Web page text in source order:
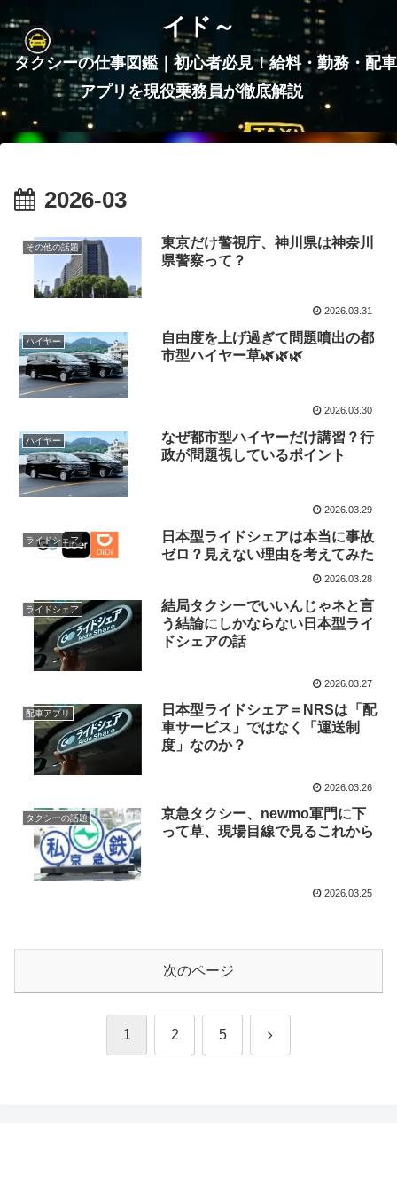
イド～
タクシーの仕事図鑑｜初心者必見！給料・勤務・配車
アプリを現役乗務員が徹底解説
2026-03
その他の話題
東京だけ警視庁、神川県は神奈川
県警察って？
2026.03.31
ハイヤー
自由度を上げ過ぎて問題噴出の都
市型ハイヤー草🌿🌿🌿
2026.03.30
ハイヤー
なぜ都市型ハイヤーだけ講習？行
政が問題視しているポイント
2026.03.29
ライドシェア
日本型ライドシェアは本当に事故
ゼロ？見えない理由を考えてみた
2026.03.28
ライドシェア
結局タクシーでいいんじゃネと言
う結論にしかならない日本型ライ
ドシェアの話
2026.03.27
配車アプリ
日本型ライドシェア＝NRSは「配
車サービス」ではなく「運送制
度」なのか？
2026.03.26
タクシーの話題
京急タクシー、newmo軍門に下
って草、現場目線で見るこれから
2026.03.25
次のページ
1 2 5 次